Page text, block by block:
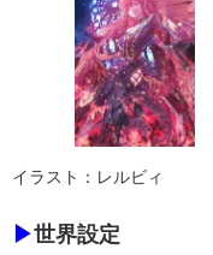
イラスト：レルビィ
▶世界設定